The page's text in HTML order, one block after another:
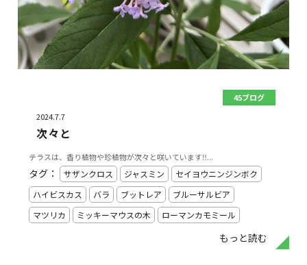
45ブログ
2024.7.7
次々と
テラスは、香り植物や珍植物が次々と咲いています‼️...
もっと読む
タグ： サザンクロス ジャスミン
セイヨウニンジンボク
ハイビスカス
バラ ブットレア
ブルーサルビア
マツリカ
ミッキーマウスの木 ローマンカモミール